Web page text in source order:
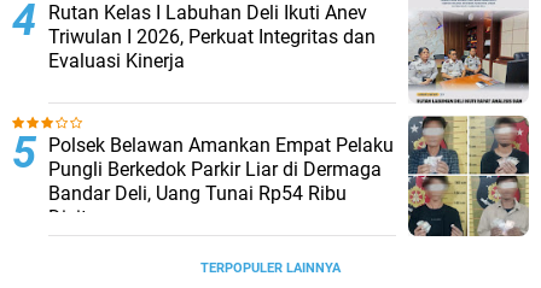
Rutan Kelas I Labuhan Deli Ikuti Anev
Triwulan I 2026, Perkuat Integritas dan
Evaluasi Kinerja
Polsek Belawan Amankan Empat Pelaku
Pungli Berkedok Parkir Liar di Dermaga
Bandar Deli, Uang Tunai Rp54 Ribu
Disita
TERPOPULER LAINNYA